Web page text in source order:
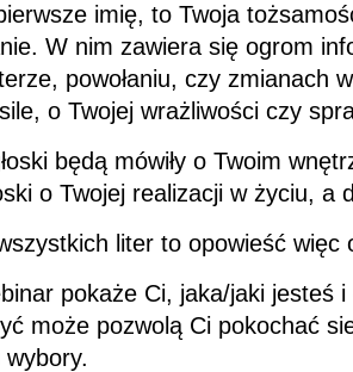
imię, to Twoja
W nim zawiera się ogrom
powołaniu, czy zmianach
o Twojej wrażliwości czy
będą mówiły o Twoim
o Twojej realizacji w życiu, a
liter to opowieść więc
pokaże Ci, jaka/jaki jesteś
może pozwolą Ci pokochać